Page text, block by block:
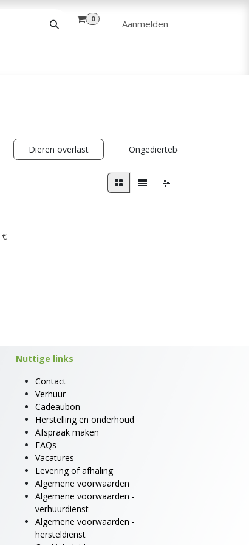
0 Aanmelden
Dieren overlast Ongediertebestrijding
€
Nuttige links
Contact
Verhuur
Cadeaubon
Herstelling en onderhoud
Afspraak maken
FAQs
Vacatures
Levering of afhaling
Algemene voorwaarden
Algemene voorwaarden -
verhuurdienst
Algemene voorwaarden -
hersteldienst